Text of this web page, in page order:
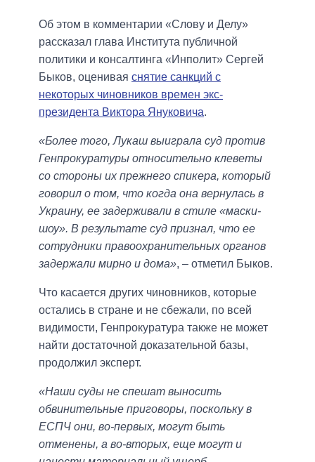
Об этом в комментарии «Слову и Делу»
рассказал глава Института публичной
политики и консалтинга «Инполит» Сергей
Быков, оценивая снятие санкций с
некоторых чиновников времен экс-
президента Виктора Януковича.
«Более того, Лукаш выиграла суд против
Генпрокуратуры относительно клеветы
со стороны их прежнего спикера, который
говорил о том, что когда она вернулась в
Украину, ее задерживали в стиле «маски-
шоу». В результате суд признал, что ее
сотрудники правоохранительных органов
задержали мирно и дома», – отметил Быков.
Что касается других чиновников, которые
остались в стране и не сбежали, по всей
видимости, Генпрокуратура также не может
найти достаточной доказательной базы,
продолжил эксперт.
«Наши суды не спешат выносить
обвинительные приговоры, поскольку в
ЕСПЧ они, во-первых, могут быть
отменены, а во-вторых, еще могут и